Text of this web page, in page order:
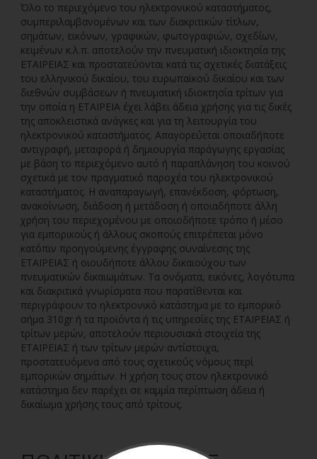
Όλο το περιεχόμενο του ηλεκτρονικού καταστήματος,
συμπεριλαμβανομένων και των διακριτικών τίτλων,
σημάτων, εικόνων, γραφικών, φωτογραφιών, σχεδίων,
κειμένων κ.λ.π. αποτελούν την πνευματική ιδιοκτησία της
ΕΤΑΙΡΕΙΑΣ και προστατεύονται κατά τις σχετικές διατάξεις
του ελληνικού δικαίου, του ευρωπαϊκού δικαίου και των
διεθνών συμβάσεων ή πνευματική ιδιοκτησία τρίτων για
την οποία η ΕΤΑΙΡΕΙΑ έχει λάβει άδεια χρήσης για τις δικές
της αποκλειστικά ανάγκες και για τη λειτουργία του
ηλεκτρονικού καταστήματος. Απαγορεύεται οποιαδήποτε
αντιγραφή, μεταφορά ή δημιουργία παράγωγης εργασίας
με βάση το περιεχόμενο αυτό ή παραπλάνηση του κοινού
σχετικά με τον πραγματικό παροχέα του ηλεκτρονικού
καταστήματος. Η αναπαραγωγή, επανέκδοση, φόρτωση,
ανακοίνωση, διάδοση ή μετάδοση ή οποιαδήποτε άλλη
χρήση του περιεχομένου με οποιοδήποτε τρόπο ή μέσο
για εμπορικούς ή άλλους σκοπούς επιτρέπεται μόνο
κατόπιν προηγούμενης έγγραφης συναίνεσης της
ΕΤΑΙΡΕΙΑΣ ή οιουδήποτε άλλου δικαιούχου των
πνευματικών δικαιωμάτων. Τα ονόματα, εικόνες, λογότυπα
και διακριτικά γνωρίσματα που παρατίθενται και
περιγράφουν το ηλεκτρονικό κατάστημα με το εμπορικό
σήμα 310gr ή τα προϊόντα ή τις υπηρεσίες της ΕΤΑΙΡΕΙΑΣ ή
τρίτων μερών, αποτελούν περιουσιακά στοιχεία της
ΕΤΑΙΡΕΙΑΣ ή των τρίτων μερών αντίστοιχα,
προστατευόμενα από τους σχετικούς νόμους περί
εμπορικών σημάτων. Η χρήση τους στον ηλεκτρονικό
κατάστημα δεν παρέχει σε καμμία περίπτωση άδεια ή
δικαίωμα χρήσης τους από τρίτους.